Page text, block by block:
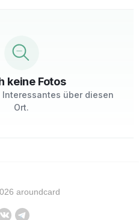
keine Fotos
über diesen
Ort.
aroundcard